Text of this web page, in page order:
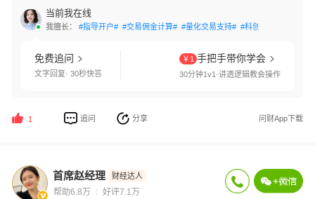
当前我在线
我擅长： #指导开户# #交易佣金计算# #量化交易支持# #科创板开通#
免费追问
文字回复· 30秒快答
￥1 手把手带你学会
30分钟1v1·讲透逻辑教会操作
1 追问 分享 问财App下载
首席赵经理 财经达人
帮助6.8万 好评7.1万